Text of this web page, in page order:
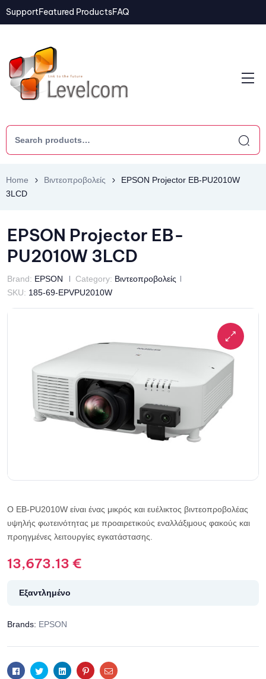
SupportFeatured ProductsFAQ
Home Βιντεοπροβολείς
EPSON Projector EB-PU2010W
3LCD
EPSON Projector EB-
PU2010W 3LCD
Brand: EPSON Category: Βιντεοπροβολείς
SKU: 185-69-EPVPU2010W
Ο EB-PU2010W είναι ένας μικρός και ευέλικτος βιντεοπροβολέας
υψηλής φωτεινότητας με προαιρετικούς εναλλάξιμους φακούς και
προηγμένες λειτουργίες εγκατάστασης.
13,673.13 €
Εξαντλημένο
Brands: EPSON
FacebookTwitterLinkedinPinterestEmail